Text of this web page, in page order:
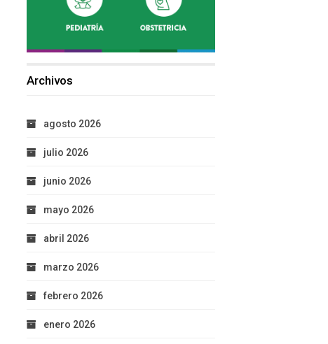
Archivos
agosto 2026
julio 2026
junio 2026
mayo 2026
abril 2026
marzo 2026
febrero 2026
enero 2026